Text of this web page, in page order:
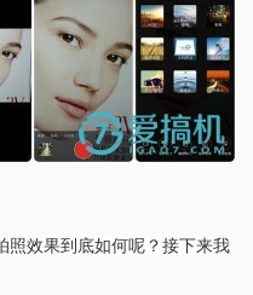
照效果到底如何呢？接下来我